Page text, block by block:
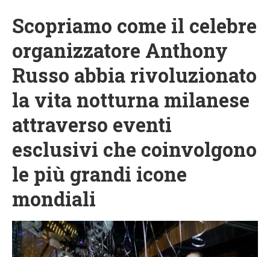
Scopriamo come il celebre
organizzatore Anthony
Russo abbia rivoluzionato
la vita notturna milanese
attraverso eventi
esclusivi che coinvolgono
le più grandi icone
mondiali